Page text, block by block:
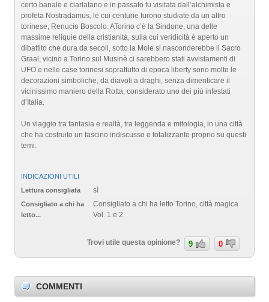
certo banale e ciarlatano e in passato fu visitata dall’alchimista e
profeta Nostradamus, le cui centurie furono studiate da un altro
torinese, Renucio Boscolo. ATorino c’è la Sindone, una delle
massime reliquie della cristianità, sulla cui veridicità è aperto un
dibattito che dura da secoli, sotto la Mole si nasconderebbe il Sacro
Graal, vicino a Torino sul Musinè ci sarebbero stati avvistamenti di
UFO e nelle case torinesi soprattutto di epoca liberty sono molte le
decorazioni simboliche, da diavoli a draghi, senza dimenticare il
vicinissimo maniero della Rotta, considerato uno dei più infestati
d’Italia.
Un viaggio tra fantasia e realtà, tra leggenda e mitologia, in una città
che ha costruito un fascino indiscusso e totalizzante proprio su questi
temi.
INDICAZIONI UTILI
Lettura consigliata
sì
Consigliato a chi ha
letto...
Consigliato a chi ha letto Torino, città magica
Vol. 1 e 2.
Trovi utile questa opinione? 9 0
COMMENTI